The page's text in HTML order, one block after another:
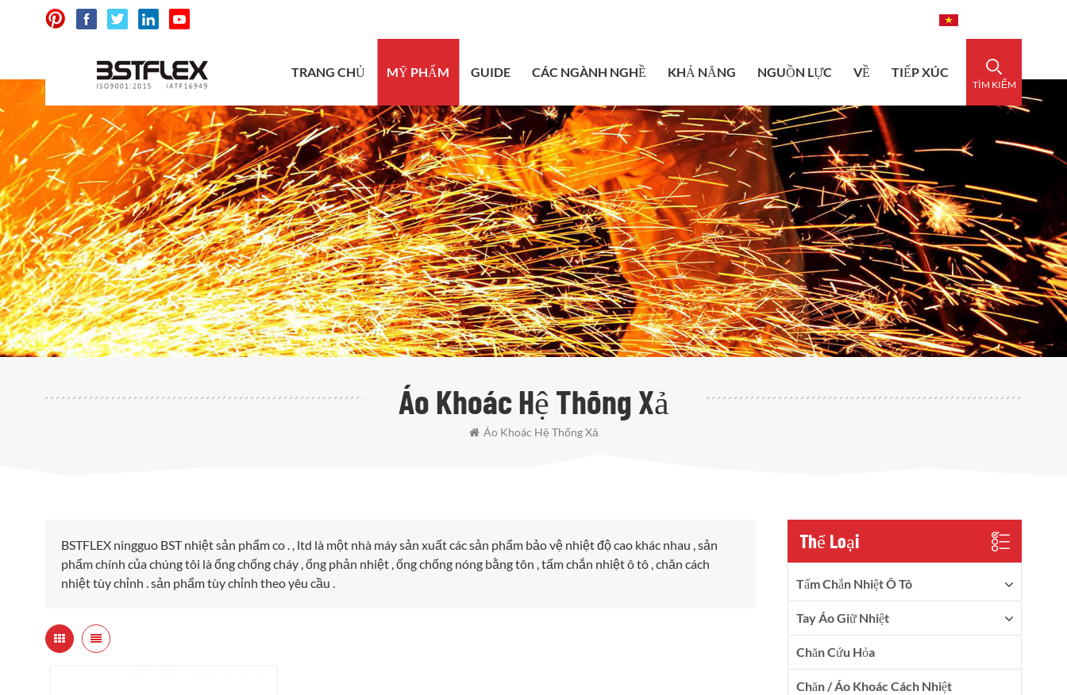
TÌM KIẾM
TRANG CHỦ MỸ PHẨM GUIDE CÁC NGÀNH NGHỀ KHẢ NĂNG NGUỒN LỰC VỀ TIẾP XÚC
Áo Khoác Hệ Thống Xả
Áo Khoác Hệ Thống Xả
BSTFLEX ningguo BST nhiệt sản phẩm co . , ltd là một nhà máy sản xuất các sản phẩm bảo vệ nhiệt độ cao khác nhau , sản
phẩm chính của chúng tôi là ống chống cháy , ống phản nhiệt , ống chống nóng bằng tôn , tấm chắn nhiệt ô tô , chăn cách
nhiệt tùy chỉnh . sản phẩm tùy chỉnh theo yêu cầu .
Thể Loại
Tấm Chắn Nhiệt Ô Tô
Tay Áo Giữ Nhiệt
Chăn Cứu Hỏa
Chăn / Áo Khoác Cách Nhiệt